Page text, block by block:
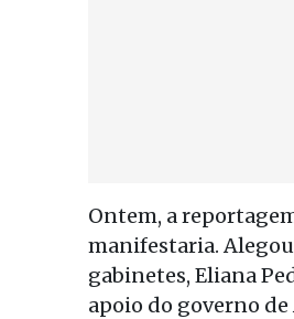
Ontem, a
manifestaria. Alegou
gabinetes, Eliana
apoio do governo de